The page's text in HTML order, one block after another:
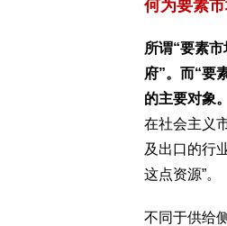
何为要素
所谓“要素
府”。 而“要
的主要对象。
在社会主义
及出口的行
这点资源”。
不同于供给